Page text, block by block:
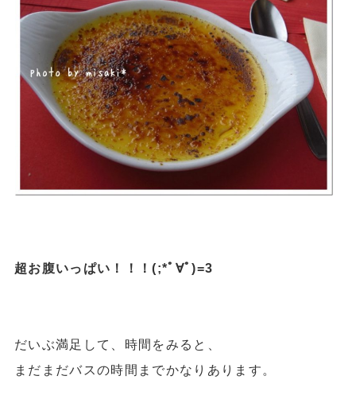
超お腹いっぱい！！！(;*ﾟ∀ﾟ)=3
だいぶ満足して、時間をみると、
まだまだバスの時間までかなりあります。